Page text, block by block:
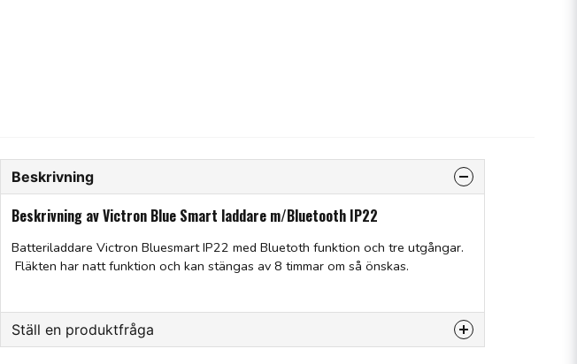
Beskrivning
Beskrivning av Victron Blue Smart laddare m/Bluetooth IP22
Batteriladdare Victron Bluesmart IP22 med Bluetoth funktion och tre utgångar.
Fläkten har natt funktion och kan stängas av 8 timmar om så önskas.
Ställ en produktfråga